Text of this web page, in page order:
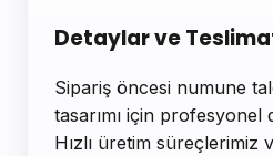
Detaylar ve
Sipariş öncesi numune
tasarımı için profesyonel
Hızlı üretim süreçlerimiz